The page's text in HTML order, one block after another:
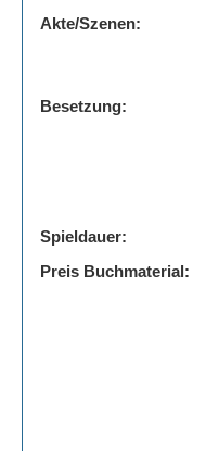
Akte/Szenen:
Besetzung:
Spieldauer:
Preis Buchmaterial: